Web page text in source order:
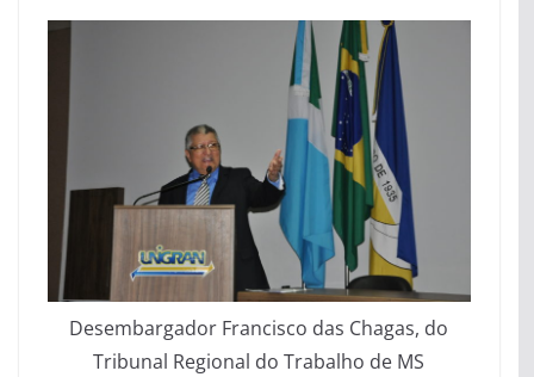
Desembargador Francisco das Chagas, do
Tribunal Regional do Trabalho de MS